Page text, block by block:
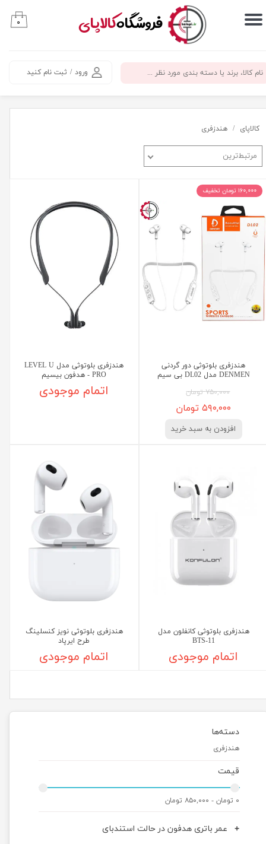
​فروشگاهکالاپای
ورود / ثبت نام کنید
حساب کاربری من
سفارشات
خروج از حساب کاربری
۰
دسته‌ها
هندزفری
قیمت
۰ تومان - ۸۵۰,۰۰۰ تومان
عمر باتری هدفون در حالت استندبای
کالاپای هندزفری
مرتبط‌ترین
هندزفری بلوتوثی دور گردنی
DENMEN مدل DL02 بی سیم
۷۵۰,۰۰۰ تومان
۵۹۰,۰۰۰ تومان
افزودن به سبد خرید
۱۶۰,۰۰۰ تومان تخفیف
هندزفری بلوتوثی مدل LEVEL U
PRO - هدفون بیسیم
اتمام موجودی
هندزفری بلوتوثی کانفلون مدل
BTS-11
اتمام موجودی
هندزفری بلوتوثی نویز کنسلینگ
طرح ایرپاد
اتمام موجودی